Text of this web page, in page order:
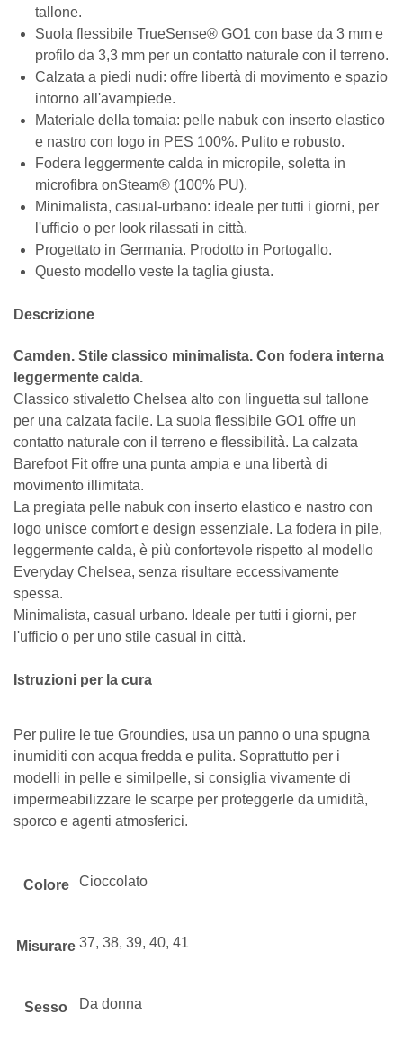
tallone.
Suola flessibile TrueSense® GO1 con base da 3 mm e
profilo da 3,3 mm per un contatto naturale con il terreno.
Calzata a piedi nudi: offre libertà di movimento e spazio
intorno all'avampiede.
Materiale della tomaia: pelle nabuk con inserto elastico
e nastro con logo in PES 100%. Pulito e robusto.
Fodera leggermente calda in micropile, soletta in
microfibra onSteam® (100% PU).
Minimalista, casual-urbano: ideale per tutti i giorni, per
l'ufficio o per look rilassati in città.
Progettato in Germania. Prodotto in Portogallo.
Questo modello veste la taglia giusta.
Descrizione
Camden. Stile classico minimalista. Con fodera interna
leggermente calda.
Classico stivaletto Chelsea alto con linguetta sul tallone
per una calzata facile. La suola flessibile GO1 offre un
contatto naturale con il terreno e flessibilità. La calzata
Barefoot Fit offre una punta ampia e una libertà di
movimento illimitata.
La pregiata pelle nabuk con inserto elastico e nastro con
logo unisce comfort e design essenziale. La fodera in pile,
leggermente calda, è più confortevole rispetto al modello
Everyday Chelsea, senza risultare eccessivamente
spessa.
Minimalista, casual urbano. Ideale per tutti i giorni, per
l'ufficio o per uno stile casual in città.
Istruzioni per la cura
Per pulire le tue Groundies, usa un panno o una spugna
inumiditi con acqua fredda e pulita. Soprattutto per i
modelli in pelle e similpelle, si consiglia vivamente di
impermeabilizzare le scarpe per proteggerle da umidità,
sporco e agenti atmosferici.
Colore Cioccolato
Misurare 37, 38, 39, 40, 41
Sesso Da donna